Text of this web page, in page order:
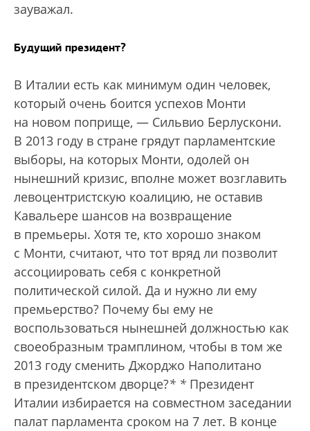
зауважал.
Будущий президент?
В Италии есть как минимум один человек,
который очень боится успехов Монти
на новом поприще, — Сильвио Берлускони.
В 2013 году в стране грядут парламентские
выборы, на которых Монти, одолей он
нынешний кризис, вполне может возглавить
левоцентристскую коалицию, не оставив
Кавальере шансов на возвращение
в премьеры. Хотя те, кто хорошо знаком
с Монти, считают, что тот вряд ли позволит
ассоциировать себя с конкретной
политической силой. Да и нужно ли ему
премьерство? Почему бы ему не
воспользоваться нынешней должностью как
своеобразным трамплином, чтобы в том же
2013 году сменить Джорджо Наполитано
в президентском дворце?* * Президент
Италии избирается на совместном заседании
палат парламента сроком на 7 лет. В конце